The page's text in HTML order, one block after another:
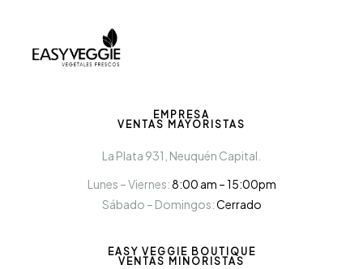
EMPRESA
VENTAS MAYORISTAS
La Plata 931, Neuquén Capital.
Lunes – Viernes:8:00 am – 15:00pm
Sábado – Domingos:Cerrado
EASY VEGGIE BOUTIQUE
VENTAS MINORISTAS